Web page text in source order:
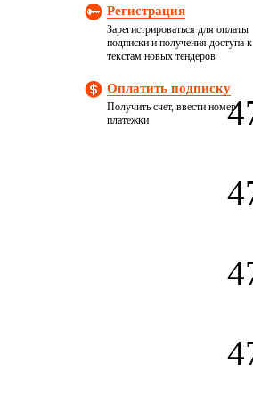
Регистрация
Зарегистрироваться для оплаты
подписки и получения доступа к
текстам новых тендеров
Оплатить подписку
Получить счет, ввести номер
платежки